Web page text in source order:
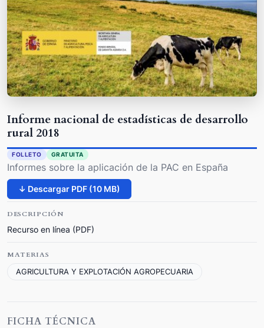
Informe nacional de estadísticas de desarrollo
rural 2018
FOLLETO GRATUITA
Informes sobre la aplicación de la PAC en España
↓ Descargar PDF (10 MB)
DESCRIPCIÓN
Recurso en línea (PDF)
MATERIAS
AGRICULTURA Y EXPLOTACIÓN AGROPECUARIA
FICHA TÉCNICA